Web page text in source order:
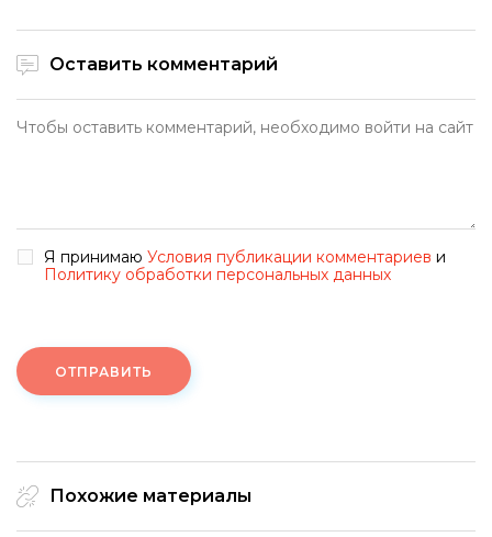
Оставить комментарий
Я принимаю Условия публикации комментариев и
Политику обработки персональных данных
ОТПРАВИТЬ
Похожие материалы